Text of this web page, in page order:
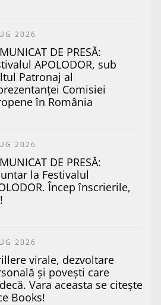
2026
DE PRESĂ:
APOLODOR, sub
Patronaj al
Comisiei
în România
2026
DE PRESĂ:
la Festivalul
Încep înscrierile,
2026
virale, dezvoltare
și povești care
Vara aceasta se citește
Books!